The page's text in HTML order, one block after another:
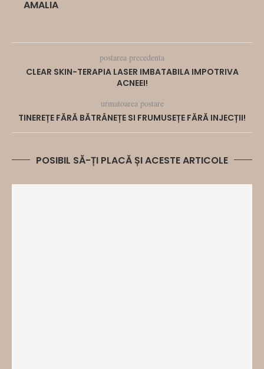
AMALIA
postarea precedenta
CLEAR SKIN-TERAPIA LASER IMBATABILA IMPOTRIVA
ACNEEI!
urmatoarea postare
TINEREȚE FĂRĂ BĂTRÂNEȚE SI FRUMUSEȚE FĂRĂ INJECȚII!
POSIBIL SĂ-ȚI PLACĂ ȘI ACESTE ARTICOLE